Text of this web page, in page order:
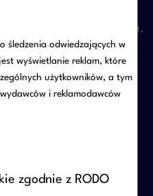
lub organami spółki to
gospodarczych.
sprawach dotyczących:
wspólnika
nieważności uchwał
zarządu
i rozliczenia udziałów
korporacyjnych
śledzenia odwiedzających w
wyświetlanie reklam, które
użytkowników, a tym
i reklamodawców
zgodnie z RODO